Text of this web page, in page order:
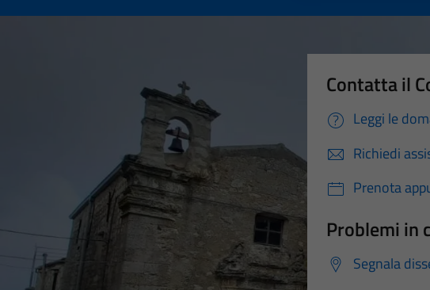
Contatta il
Leggi le
Richiedi
Prenota
Problemi in
Segnala